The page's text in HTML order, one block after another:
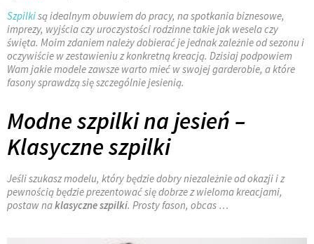
Szpilkisą idealnym obuwiem do pracy, na spotkania biznesowe,
imprezy, wyjścia czy uroczystości rodzinne takie jak wesela czy
święta. Moim zdaniem należy dobierać je jednak zależnie od sezonu i
oczywiście w zestawieniu z konkretną kreacją. Dzisiaj podpowiem
Wam jakie modele zawsze warto mieć w swojej garderobie, a które
fasony sprawdzą się szczególnie jesienią.
Modne szpilki na jesień –
Klasyczne szpilki
Jeśli szukasz modelu, który będzie dobry niezależnie od okazji i z
pewnością będzie prezentować się dobrze z wieloma kreacjami,
postaw naklasyczne szpilki. Prosty fason, obcas …